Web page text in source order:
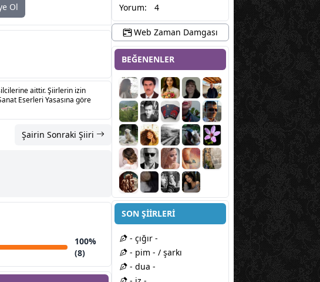
Ol
aittir. Şiirlerin izin
Eserleri Yasasına göre
Şairin Sonraki Şiiri
100%
(8)
Yorum:
4
Web Zaman Damgası
BEĞENENLER
SON ŞİİRLERİ
- çığır -
- pim - / şarkı
- dua -